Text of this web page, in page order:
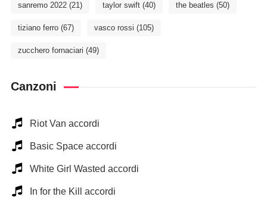
sanremo 2022(21) taylor swift(40) the beatles (50)
tiziano ferro(67) vasco rossi (105)
zucchero fornaciari (49)
Canzoni
Riot Van accordi
Basic Space accordi
White Girl Wasted accordi
In for the Kill accordi